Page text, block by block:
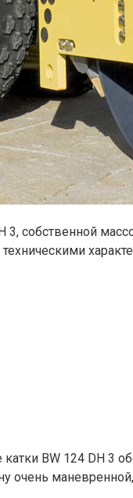
3, собственной
BW 124 DH 3